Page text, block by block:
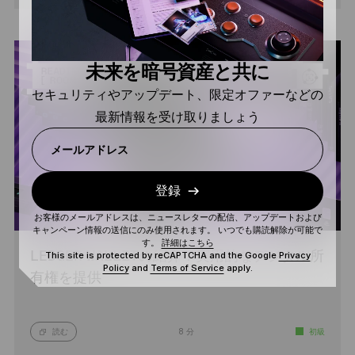
LEDGER WALLETの紹介：実用的なデジタル所
有権を提供
読む 8 分 初級
未来を暗号資産と共に
セキュリティやアップデート、限定オファーなどの
最新情報を受け取りましょう
メールアドレス
登録
お客様のメールアドレスは、ニュースレターの配信、アップデートおよび
キャンペーン情報の送信にのみ使用されます。 いつでも購読解除が可能で
す。 詳細はこちら
This site is protected by reCAPTCHA and the Google Privacy
Policyand Terms of Serviceapply.